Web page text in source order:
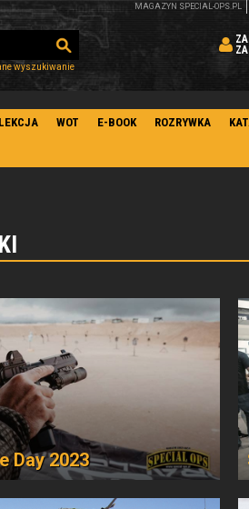
wyszukiwanie
MAGAZYN SPECIAL-OPS.PL
WOT E-BOOK ROZRYWKA
Day 2023